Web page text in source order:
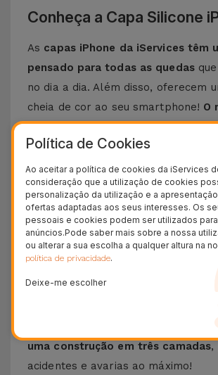
Conheça a Capa Silicone
As capas iPhone da iServices têm
pensado para todas as quedasque
no dia a dia. Além disso, oferecem
cheia de cor ao seu smartphone! O
silicone líquido permite que o
escorregue da mão e é resistente a
Esta Capa é compatível com os
15, 14, 13, 12 entre outros bem como
recentes modelos da Apple, o
iPhone 17.
Proteção de 3 camadas com as
Capas Silicone iPhone
uma construção robusta e de
uma construção em três camadas,
acidentes e avarias ao máximo!
Política de Cookies
Ao aceitar a política de cookies da iServices
consideração que a utilização de cookies
personalização da utilização e a
ofertas adaptadas aos seus interesses. Os
pessoais e cookies podem ser utilizados
anúncios.Pode saber mais sobre a nossa
ou alterar a sua escolha a qualquer altura na
política de privacidade.
Deixe-me escolher